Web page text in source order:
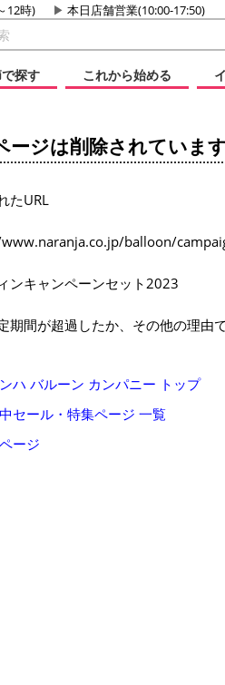
12時) 本日店舗営業(10:00-17:50)
探す
これから始める
ージは削除されています
たURL
balloon/
ンキャンペーンセット2023
期間が超過したか、その他の理由
ハ バルーン カンパニー トップ
セール・特集ページ 一覧
ージ